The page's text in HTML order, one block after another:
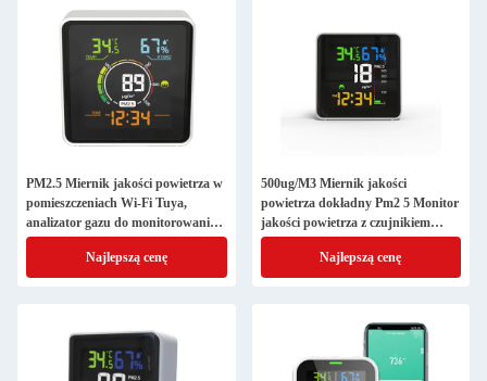
PM2.5 Miernik jakości powietrza w
pomieszczeniach Wi-Fi Tuya,
analizator gazu do monitorowania
wilgotności
Najlepszą cenę
500ug/M3 Miernik jakości
powietrza dokładny Pm2 5 Monitor
jakości powietrza z czujnikiem
wilgotności
Najlepszą cenę